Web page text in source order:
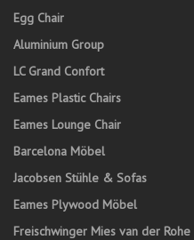
Egg Chair
Aluminium Group
LC Grand Confort
Eames Plastic Chairs
Eames Lounge Chair
Barcelona Möbel
Jacobsen Stühle & Sofas
Eames Plywood Möbel
Freischwinger Mies van der Rohe